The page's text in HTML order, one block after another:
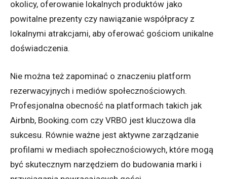
okolicy, oferowanie lokalnych produktów jako
powitalne prezenty czy nawiązanie współpracy z
lokalnymi atrakcjami, aby oferować gościom unikalne
doświadczenia.
Nie można też zapominać o znaczeniu platform
rezerwacyjnych i mediów społecznościowych.
Profesjonalna obecność na platformach takich jak
Airbnb, Booking.com czy VRBO jest kluczowa dla
sukcesu. Równie ważne jest aktywne zarządzanie
profilami w mediach społecznościowych, które mogą
być skutecznym narzędziem do budowania marki i